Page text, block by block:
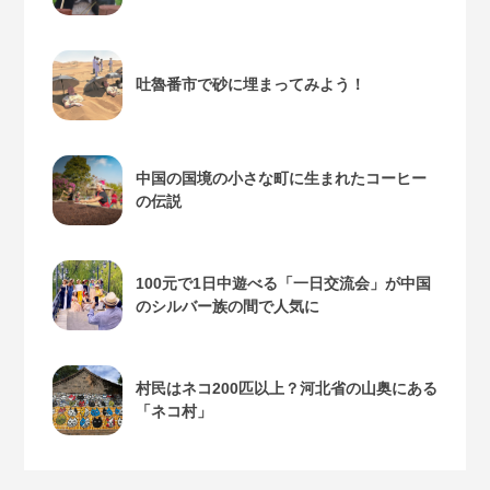
吐魯番市で砂に埋まってみよう！
中国の国境の小さな町に生まれたコーヒー
の伝説
100元で1日中遊べる「一日交流会」が中国
のシルバー族の間で人気に
村民はネコ200匹以上？河北省の山奥にある
「ネコ村」